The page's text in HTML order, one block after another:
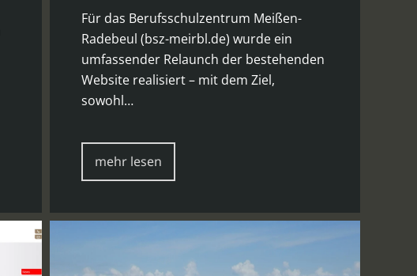
Für das Berufsschulzentrum Meißen-
Radebeul (bsz-meirbl.de) wurde ein
umfassender Relaunch der bestehenden
Website realisiert – mit dem Ziel,
sowohl…
mehr lesen